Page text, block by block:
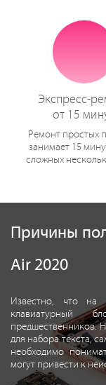
Экспресс-
от 15
Ремонт простых
занимает 15
сложных
Причины
Air 2020
Известно, что на
клавиатурный
предшественников.
для набора текста,
необходимо
могут привести к